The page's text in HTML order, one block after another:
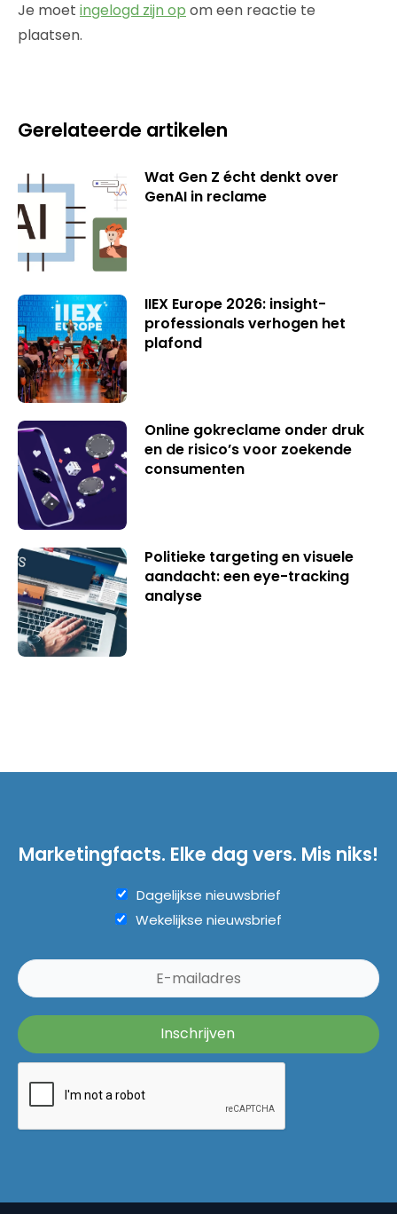
Je moet ingelogd zijn op om een reactie te
plaatsen.
Gerelateerde artikelen
Wat Gen Z écht denkt over
GenAI in reclame
IIEX Europe 2026: insight-
professionals verhogen het
plafond
Online gokreclame onder druk
en de risico’s voor zoekende
consumenten
Politieke targeting en visuele
aandacht: een eye-tracking
analyse
Marketingfacts. Elke dag vers. Mis niks!
Dagelijkse nieuwsbrief
Wekelijkse nieuwsbrief